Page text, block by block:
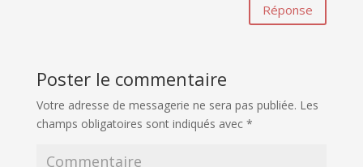
Réponse
Poster le commentaire
Votre adresse de messagerie ne sera pas publiée. Les
champs obligatoires sont indiqués avec *